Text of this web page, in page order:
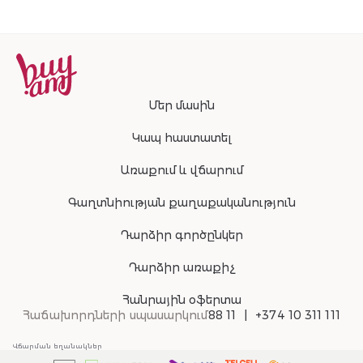
Մեր մասին
Կապ հաստատել
Առաքում և վճարում
Գաղտնիության քաղաքականություն
Դարձիր գործընկեր
Դարձիր առաքիչ
Հանրային օֆերտա
Հաճախորդների սպասարկում88 11 +374 10 311 111
Վճարման եղանակներ